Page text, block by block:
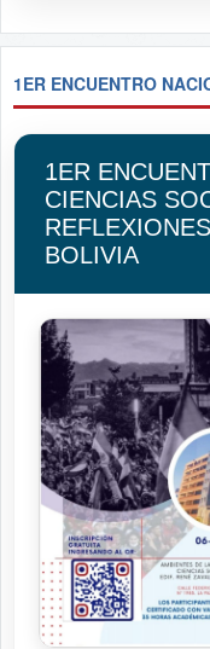
1ER
CIENCIAS
BOLIVIA